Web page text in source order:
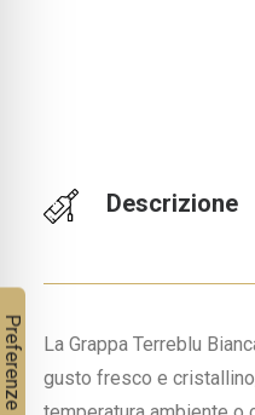
Descrizione
La Grappa Terreblu
gusto fresco e